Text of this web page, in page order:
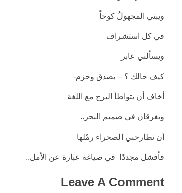
ويبني المجهولُ كوخاً
في كل استشراف
ويسألني عابر
كيف حالك ؟ – بصدق وحزم-
أخاف أن يتواطأ البرج مع اللغة
ويغرقان في صميم البحر..
أن تطارحني الصحراء رمْلها
فأفشل مجددًا في صياغة عبارة عن الأمل..
Leave A Comment